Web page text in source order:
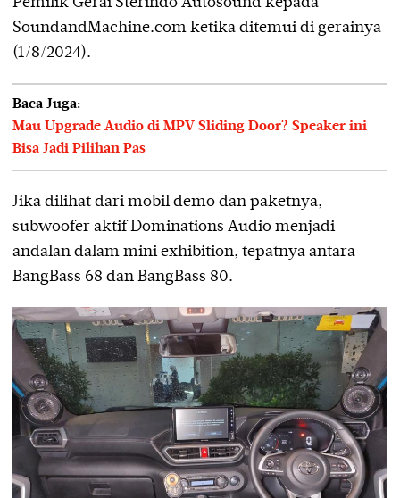
SoundandMachine.com ketika ditemui di gerainya
(1/8/2024).
Baca Juga:
Mau Upgrade Audio di MPV Sliding Door? Speaker ini
Bisa Jadi Pilihan Pas
Jika dilihat dari mobil demo dan paketnya,
subwoofer aktif Dominations Audio menjadi
andalan dalam mini exhibition, tepatnya antara
BangBass 68 dan BangBass 80.